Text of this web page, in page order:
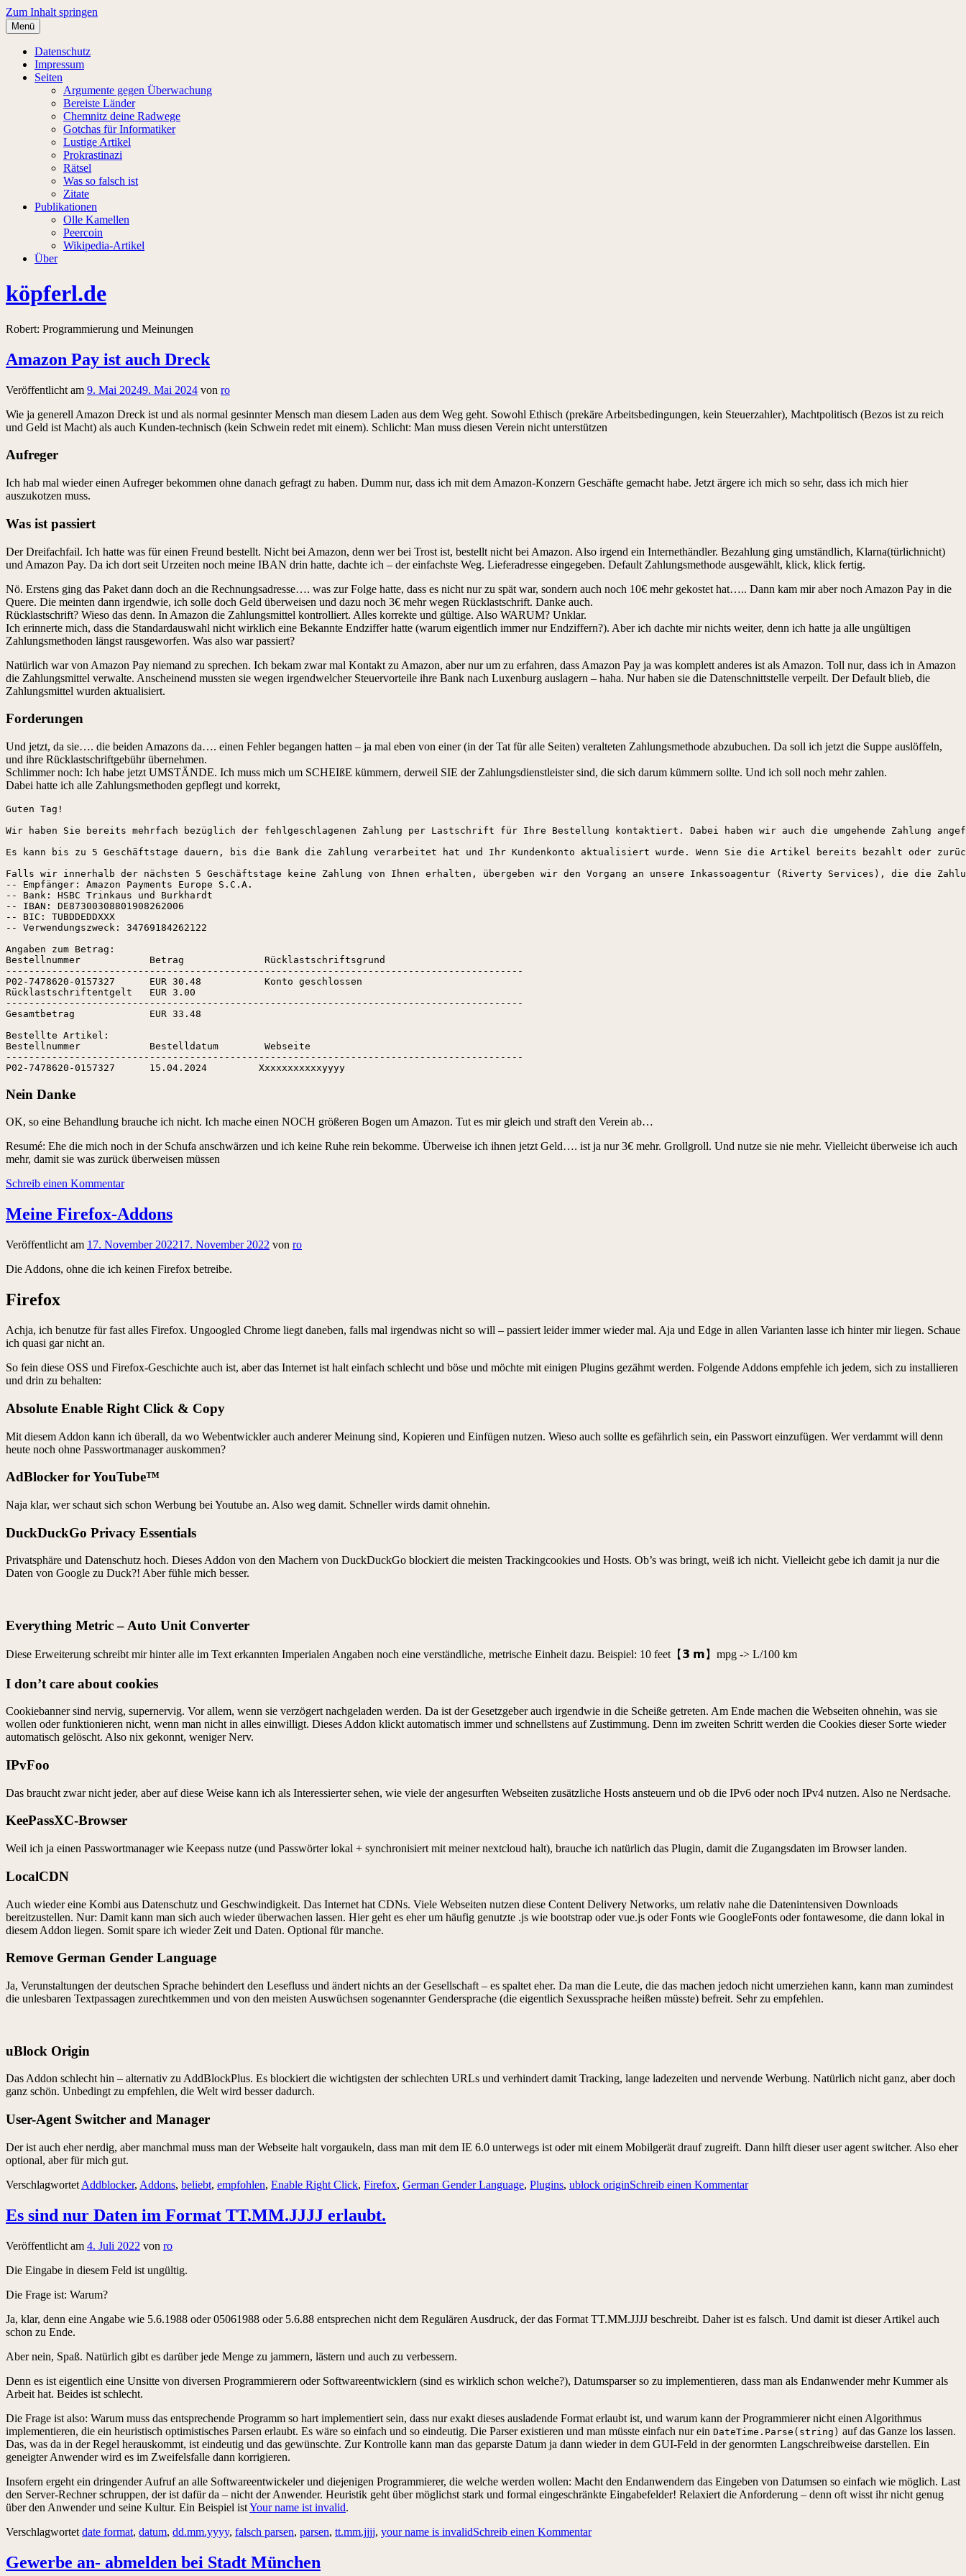
Zum Inhalt springen
Menü
Datenschutz
Impressum
Seiten
Argumente gegen Überwachung
Bereiste Länder
Chemnitz deine Radwege
Gotchas für Informatiker
Lustige Artikel
Prokrastinazi
Rätsel
Was so falsch ist
Zitate
Publikationen
Olle Kamellen
Peercoin
Wikipedia-Artikel
Über
köpferl.de
Robert: Programmierung und Meinungen
Amazon Pay ist auch Dreck
Veröffentlicht am 9. Mai 20249. Mai 2024 von ro
Wie ja generell Amazon Dreck ist und als normal gesinnter Mensch man diesem Laden aus dem Weg geht. Sowohl Ethisch (prekäre Arbeitsbedingungen, kein Steuerzahler), Machtpolitisch (Bezos ist zu reich
und Geld ist Macht) als auch Kunden-technisch (kein Schwein redet mit einem). Schlicht: Man muss diesen Verein nicht unterstützen
Aufreger
Ich hab mal wieder einen Aufreger bekommen ohne danach gefragt zu haben. Dumm nur, dass ich mit dem Amazon-Konzern Geschäfte gemacht habe. Jetzt ärgere ich mich so sehr, dass ich mich hier
auszukotzen muss.
Was ist passiert
Der Dreifachfail. Ich hatte was für einen Freund bestellt. Nicht bei Amazon, denn wer bei Trost ist, bestellt nicht bei Amazon. Also irgend ein Internethändler. Bezahlung ging umständlich, Klarna(türlichnicht)
und Amazon Pay. Da ich dort seit Urzeiten noch meine IBAN drin hatte, dachte ich – der einfachste Weg. Lieferadresse eingegeben. Default Zahlungsmethode ausgewählt, klick, klick fertig.
Nö. Erstens ging das Paket dann doch an die Rechnungsadresse…. was zur Folge hatte, dass es nicht nur zu spät war, sondern auch noch 10€ mehr gekostet hat….. Dann kam mir aber noch Amazon Pay in die
Quere. Die meinten dann irgendwie, ich solle doch Geld überweisen und dazu noch 3€ mehr wegen Rücklastschrift. Danke auch.
Rücklastschrift? Wieso das denn. In Amazon die Zahlungsmittel kontrolliert. Alles korrekte und gültige. Also WARUM? Unklar.
Ich erinnerte mich, dass die Standardauswahl nicht wirklich eine Bekannte Endziffer hatte (warum eigentlich immer nur Endziffern?). Aber ich dachte mir nichts weiter, denn ich hatte ja alle ungültigen
Zahlungsmethoden längst rausgeworfen. Was also war passiert?
Natürlich war von Amazon Pay niemand zu sprechen. Ich bekam zwar mal Kontakt zu Amazon, aber nur um zu erfahren, dass Amazon Pay ja was komplett anderes ist als Amazon. Toll nur, dass ich in Amazon
die Zahlungsmittel verwalte. Anscheinend mussten sie wegen irgendwelcher Steuervorteile ihre Bank nach Luxenburg auslagern – haha. Nur haben sie die Datenschnittstelle verpeilt. Der Default blieb, die
Zahlungsmittel wurden aktualisiert.
Forderungen
Und jetzt, da sie…. die beiden Amazons da…. einen Fehler begangen hatten – ja mal eben von einer (in der Tat für alle Seiten) veralteten Zahlungsmethode abzubuchen. Da soll ich jetzt die Suppe auslöffeln,
und ihre Rücklastschriftgebühr übernehmen.
Schlimmer noch: Ich habe jetzt UMSTÄNDE. Ich muss mich um SCHEIßE kümmern, derweil SIE der Zahlungsdienstleister sind, die sich darum kümmern sollte. Und ich soll noch mehr zahlen.
Dabei hatte ich alle Zahlungsmethoden gepflegt und korrekt,
Guten Tag!
Wir haben Sie bereits mehrfach bezüglich der fehlgeschlagenen Zahlung per Lastschrift für Ihre Bestellung kontaktiert. Dabei haben wir auch die umgehende Zahlung
Es kann bis zu 5 Geschäftstage dauern, bis die Bank die Zahlung verarbeitet hat und Ihr Kundenkonto aktualisiert wurde. Wenn Sie die Artikel bereits bezahlt oder
Falls wir innerhalb der nächsten 5 Geschäftstage keine Zahlung von Ihnen erhalten, übergeben wir den Vorgang an unsere Inkassoagentur (Riverty Services), die die
-- Empfänger: Amazon Payments Europe S.C.A.
-- Bank: HSBC Trinkaus und Burkhardt
-- IBAN: DE87300308801908262006
-- BIC: TUBDDEDDXXX
-- Verwendungszweck: 34769184262122
Angaben zum Betrag:
Bestellnummer            Betrag              Rücklastschriftsgrund
------------------------------------------------------------------------------------------
P02-7478620-0157327      EUR 30.48           Konto geschlossen
Rücklastschriftentgelt   EUR 3.00
------------------------------------------------------------------------------------------
Gesamtbetrag             EUR 33.48
Bestellte Artikel:
Bestellnummer            Bestelldatum        Webseite
------------------------------------------------------------------------------------------
P02-7478620-0157327      15.04.2024         Xxxxxxxxxxxyyyy
Nein Danke
OK, so eine Behandlung brauche ich nicht. Ich mache einen NOCH größeren Bogen um Amazon. Tut es mir gleich und straft den Verein ab…
Resumé: Ehe die mich noch in der Schufa anschwärzen und ich keine Ruhe rein bekomme. Überweise ich ihnen jetzt Geld…. ist ja nur 3€ mehr. Grollgroll. Und nutze sie nie mehr. Vielleicht überweise ich auch
mehr, damit sie was zurück überweisen müssen
Schreib einen Kommentar
Meine Firefox-Addons
Veröffentlicht am 17. November 202217. November 2022 von ro
Die Addons, ohne die ich keinen Firefox betreibe.
Firefox
Achja, ich benutze für fast alles Firefox. Ungoogled Chrome liegt daneben, falls mal irgendwas nicht so will – passiert leider immer wieder mal. Aja und Edge in allen Varianten lasse ich hinter mir liegen. Schaue
ich quasi gar nicht an.
So fein diese OSS und Firefox-Geschichte auch ist, aber das Internet ist halt einfach schlecht und böse und möchte mit einigen Plugins gezähmt werden. Folgende Addons empfehle ich jedem, sich zu installieren
und drin zu behalten:
Absolute Enable Right Click & Copy
Mit diesem Addon kann ich überall, da wo Webentwickler auch anderer Meinung sind, Kopieren und Einfügen nutzen. Wieso auch sollte es gefährlich sein, ein Passwort einzufügen. Wer verdammt will denn
heute noch ohne Passwortmanager auskommen?
AdBlocker for YouTube™
Naja klar, wer schaut sich schon Werbung bei Youtube an. Also weg damit. Schneller wirds damit ohnehin.
DuckDuckGo Privacy Essentials
Privatsphäre und Datenschutz hoch. Dieses Addon von den Machern von DuckDuckGo blockiert die meisten Trackingcookies und Hosts. Ob’s was bringt, weiß ich nicht. Vielleicht gebe ich damit ja nur die
Daten von Google zu Duck?! Aber fühle mich besser.
Everything Metric – Auto Unit Converter
Diese Erweiterung schreibt mir hinter alle im Text erkannten Imperialen Angaben noch eine verständliche, metrische Einheit dazu. Beispiel: 10 feet【𝟯 𝗺】mpg -> L/100 km
I don’t care about cookies
Cookiebanner sind nervig, supernervig. Vor allem, wenn sie verzögert nachgeladen werden. Da ist der Gesetzgeber auch irgendwie in die Scheiße getreten. Am Ende machen die Webseiten ohnehin, was sie
wollen oder funktionieren nicht, wenn man nicht in alles einwilligt. Dieses Addon klickt automatisch immer und schnellstens auf Zustimmung. Denn im zweiten Schritt werden die Cookies dieser Sorte wieder
automatisch gelöscht. Also nix gekonnt, weniger Nerv.
IPvFoo
Das braucht zwar nicht jeder, aber auf diese Weise kann ich als Interessierter sehen, wie viele der angesurften Webseiten zusätzliche Hosts ansteuern und ob die IPv6 oder noch IPv4 nutzen. Also ne Nerdsache.
KeePassXC-Browser
Weil ich ja einen Passwortmanager wie Keepass nutze (und Passwörter lokal + synchronisiert mit meiner nextcloud halt), brauche ich natürlich das Plugin, damit die Zugangsdaten im Browser landen.
LocalCDN
Auch wieder eine Kombi aus Datenschutz und Geschwindigkeit. Das Internet hat CDNs. Viele Webseiten nutzen diese Content Delivery Networks, um relativ nahe die Datenintensiven Downloads
bereitzustellen. Nur: Damit kann man sich auch wieder überwachen lassen. Hier geht es eher um häufig genutzte .js wie bootstrap oder vue.js oder Fonts wie GoogleFonts oder fontawesome, die dann lokal in
diesem Addon liegen. Somit spare ich wieder Zeit und Daten. Optional für manche.
Remove German Gender Language
Ja, Verunstaltungen der deutschen Sprache behindert den Lesefluss und ändert nichts an der Gesellschaft – es spaltet eher. Da man die Leute, die das machen jedoch nicht umerziehen kann, kann man zumindest
die unlesbaren Textpassagen zurechtkemmen und von den meisten Auswüchsen sogenannter Gendersprache (die eigentlich Sexussprache heißen müsste) befreit. Sehr zu empfehlen.
uBlock Origin
Das Addon schlecht hin – alternativ zu AddBlockPlus. Es blockiert die wichtigsten der schlechten URLs und verhindert damit Tracking, lange ladezeiten und nervende Werbung. Natürlich nicht ganz, aber doch
ganz schön. Unbedingt zu empfehlen, die Welt wird besser dadurch.
User-Agent Switcher and Manager
Der ist auch eher nerdig, aber manchmal muss man der Webseite halt vorgaukeln, dass man mit dem IE 6.0 unterwegs ist oder mit einem Mobilgerät drauf zugreift. Dann hilft dieser user agent switcher. Also eher
optional, aber für mich gut.
Verschlagwortet Addblocker, Addons, beliebt, empfohlen, Enable Right Click, Firefox, German Gender Language, Plugins, ublock originSchreib einen Kommentar
Es sind nur Daten im Format TT.MM.JJJJ erlaubt.
Veröffentlicht am 4. Juli 2022 von ro
Die Eingabe in diesem Feld ist ungültig.
Die Frage ist: Warum?
Ja, klar, denn eine Angabe wie 5.6.1988 oder 05061988 oder 5.6.88 entsprechen nicht dem Regulären Ausdruck, der das Format TT.MM.JJJJ beschreibt. Daher ist es falsch. Und damit ist dieser Artikel auch
schon zu Ende.
Aber nein, Spaß. Natürlich gibt es darüber jede Menge zu jammern, lästern und auch zu verbessern.
Denn es ist eigentlich eine Unsitte von diversen Programmierern oder Softwareentwicklern (sind es wirklich schon welche?), Datumsparser so zu implementieren, dass man als Endanwender mehr Kummer als
Arbeit hat. Beides ist schlecht.
Die Frage ist also: Warum muss das entsprechende Programm so hart implementiert sein, dass nur exakt dieses ausladende Format erlaubt ist, und warum kann der Programmierer nicht einen Algorithmus
implementieren, die ein heuristisch optimistisches Parsen erlaubt. Es wäre so einfach und so eindeutig. Die Parser existieren und man müsste einfach nur ein DateTime.Parse(string) auf das Ganze los lassen.
Das, was da in der Regel herauskommt, ist eindeutig und das gewünschte. Zur Kontrolle kann man das geparste Datum ja dann wieder in dem GUI-Feld in der genormten Langschreibweise darstellen. Ein
geneigter Anwender wird es im Zweifelsfalle dann korrigieren.
Insofern ergeht ein dringender Aufruf an alle Softwareentwickeler und diejenigen Programmierer, die welche werden wollen: Macht den Endanwendern das Eingeben von Datumsen so einfach wie möglich. Last
den Server-Rechner schruppen, der ist dafür da – nicht der Anwender. Heuristik geht über möglichst stark und formal eingeschränkte Eingabefelder! Relaxiert die Anforderung – denn oft wisst ihr nicht genug
über den Anwender und seine Kultur. Ein Beispiel istYour name ist invalid.
Verschlagwortet date format, datum, dd.mm.yyyy, falsch parsen, parsen, tt.mm.jjjj, your name is invalidSchreib einen Kommentar
Gewerbe an- abmelden bei Stadt München